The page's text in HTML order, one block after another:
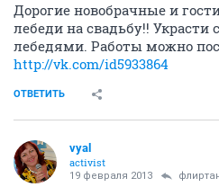
Дорогие новобрачные и
лебеди на свадьбу!!
лебедями. Работы можно
http://vk.com/id5933864
ОТВЕТИТЬ
vyal
activist
19 февраля 2013